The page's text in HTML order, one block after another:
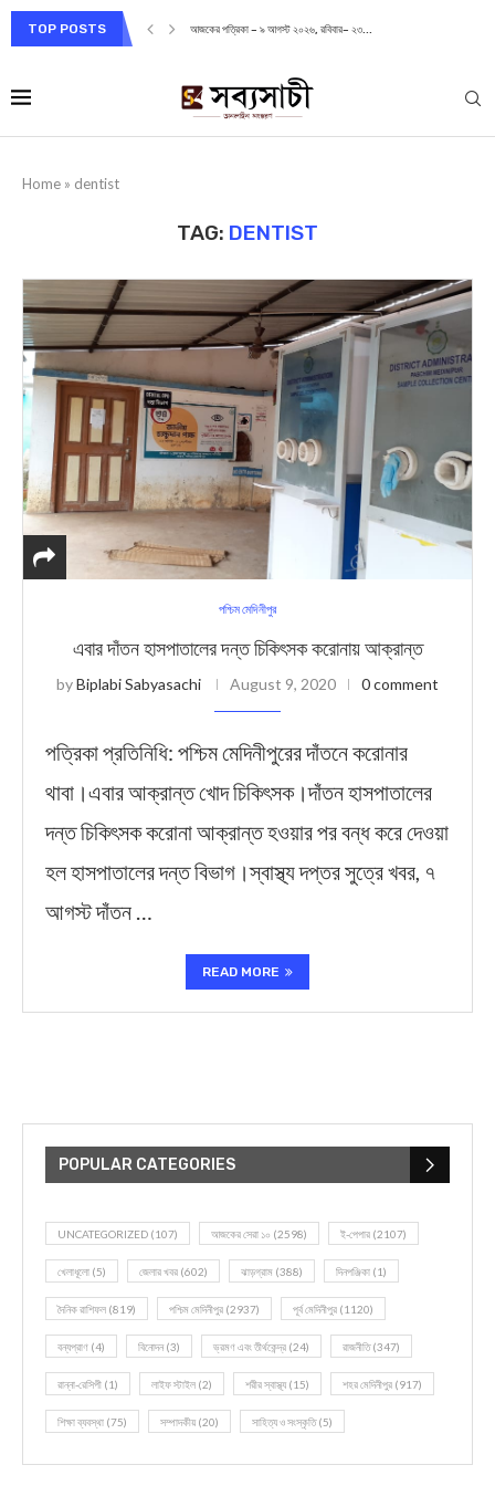
TOP POSTS আজকের পত্রিকা – ৯ আগস্ট ২০২৬, রবিবার– ২৩...
Home » dentist
TAG: DENTIST
পশ্চিম মেদিনীপুর
এবার দাঁতন হাসপাতালের দন্ত চিকিৎসক করোনায় আক্রান্ত
byBiplabi Sabyasachi August 9, 2020 0 comment
পত্রিকা প্রতিনিধি: পশ্চিম মেদিনীপুরের দাঁতনে করোনার
থাবা।এবার আক্রান্ত খোদ চিকিৎসক।দাঁতন হাসপাতালের
দন্ত চিকিৎসক করোনা আক্রান্ত হওয়ার পর বন্ধ করে দেওয়া
হল হাসপাতালের দন্ত বিভাগ।স্বাস্থ্য দপ্তর সুত্রে খবর, ৭
আগস্ট দাঁতন …
READ MORE
POPULAR CATEGORIES
UNCATEGORIZED (107) আজকের সেরা ১০ (2598) ই-পেপার (2107)
খেলাধূলো (5) জেলার খবর (602) ঝাড়গ্রাম (388) দিনপঞ্জিকা (1)
দৈনিক রাশিফল (819) পশ্চিম মেদিনীপুর (2937) পূর্ব মেদিনীপুর (1120)
বন্যপ্রাণ (4) বিনোদন(3) ভ্রমণ এবং তীর্থকেন্দ্র (24) রাজনীতি(347)
রান্না-রেসিপী (1) লাইফ স্টাইল (2) শরীর স্বাস্থ্য (15) শহর মেদিনীপুর (917)
শিক্ষা ব্যবস্থা (75) সম্পাদকীয় (20) সাহিত্য ও সংস্কৃতি(5)